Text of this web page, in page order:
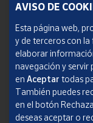
Política de cookies
Aviso legal
Condiciones del
Política de
AVISO DE
Esta página web,
y de terceros con
elaborar
navegación y servir
en Aceptar todas
También puedes
en el botón
deseas aceptar o